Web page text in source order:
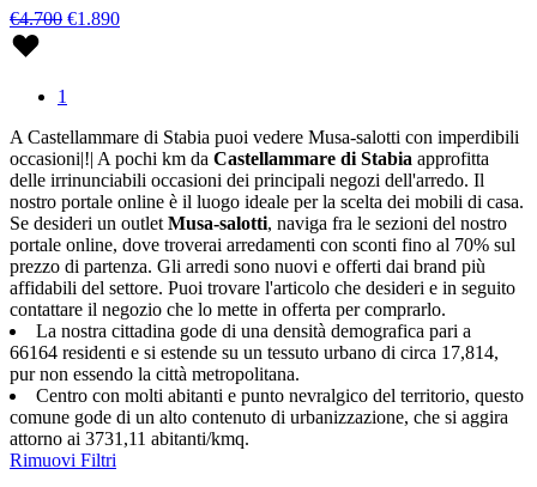
€4.700 €1.890
1
A Castellammare di Stabia puoi vedere Musa-salotti con imperdibili
occasioni|!| A pochi km da Castellammare di Stabia approfitta
delle irrinunciabili occasioni dei principali negozi dell'arredo. Il
nostro portale online è il luogo ideale per la scelta dei mobili di casa.
Se desideri un outlet Musa-salotti, naviga fra le sezioni del nostro
portale online, dove troverai arredamenti con sconti fino al 70% sul
prezzo di partenza. Gli arredi sono nuovi e offerti dai brand più
affidabili del settore. Puoi trovare l'articolo che desideri e in seguito
contattare il negozio che lo mette in offerta per comprarlo.
La nostra cittadina gode di una densità demografica pari a
66164 residenti e si estende su un tessuto urbano di circa 17,814,
pur non essendo la città metropolitana.
Centro con molti abitanti e punto nevralgico del territorio, questo
comune gode di un alto contenuto di urbanizzazione, che si aggira
attorno ai 3731,11 abitanti/kmq.
Rimuovi Filtri